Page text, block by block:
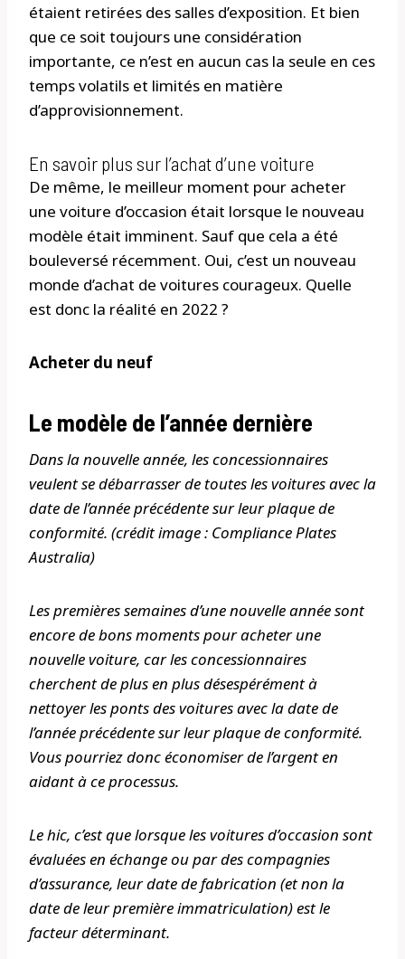
étaient retirées des salles d’exposition. Et bien
que ce soit toujours une considération
importante, ce n’est en aucun cas la seule en ces
temps volatils et limités en matière
d’approvisionnement.
En savoir plus sur l’achat d’une voiture
De même, le meilleur moment pour acheter
une voiture d’occasion était lorsque le nouveau
modèle était imminent. Sauf que cela a été
bouleversé récemment. Oui, c’est un nouveau
monde d’achat de voitures courageux. Quelle
est donc la réalité en 2022 ?
Acheter du neuf
Le modèle de l’année dernière
Dans la nouvelle année, les concessionnaires
veulent se débarrasser de toutes les voitures avec la
date de l’année précédente sur leur plaque de
conformité. (crédit image : Compliance Plates
Australia)
Les premières semaines d’une nouvelle année sont
encore de bons moments pour acheter une
nouvelle voiture, car les concessionnaires
cherchent de plus en plus désespérément à
nettoyer les ponts des voitures avec la date de
l’année précédente sur leur plaque de conformité.
Vous pourriez donc économiser de l’argent en
aidant à ce processus.
Le hic, c’est que lorsque les voitures d’occasion sont
évaluées en échange ou par des compagnies
d’assurance, leur date de fabrication (et non la
date de leur première immatriculation) est le
facteur déterminant.